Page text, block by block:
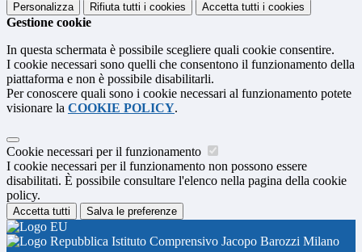
Personalizza Rifiuta tutti i cookies Accetta tutti i cookies
Gestione cookie
In questa schermata è possibile scegliere quali cookie consentire.
I cookie necessari sono quelli che consentono il funzionamento della
piattaforma e non è possibile disabilitarli.
Per conoscere quali sono i cookie necessari al funzionamento potete
visionare la COOKIE POLICY.
Cookie necessari per il funzionamento
I cookie necessari per il funzionamento non possono essere
disabilitati. È possibile consultare l'elenco nella pagina della cookie
policy.
Accetta tutti Salva le preferenze
Istituto Comprensivo Jacopo Barozzi Milano